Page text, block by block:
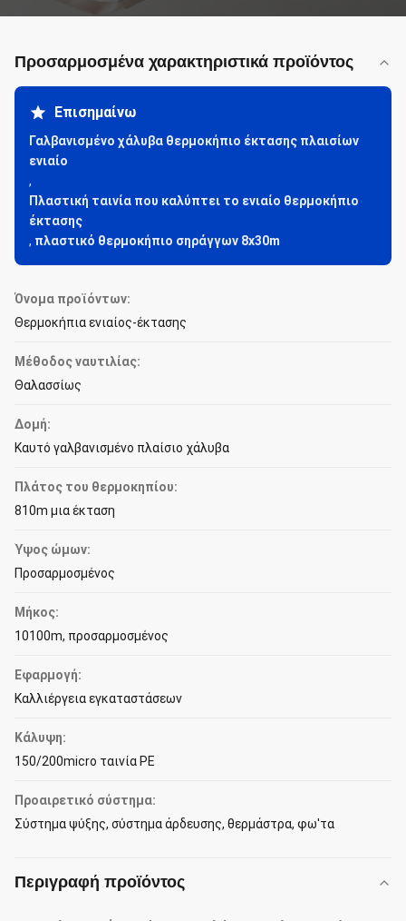
Προσαρμοσμένα χαρακτηριστικά προϊόντος
Επισημαίνω
Γαλβανισμένο χάλυβα θερμοκήπιο έκτασης πλαισίων
ενιαίο
,
Πλαστική ταινία που καλύπτει το ενιαίο θερμοκήπιο
έκτασης
, πλαστικό θερμοκήπιο σηράγγων 8x30m
Όνομα προϊόντων:
Θερμοκήπια ενιαίος-έκτασης
Μέθοδος ναυτιλίας:
Θαλασσίως
Δομή:
Καυτό γαλβανισμένο πλαίσιο χάλυβα
Πλάτος του θερμοκηπίου:
810m μια έκταση
Ύψος ώμων:
Προσαρμοσμένος
Μήκος:
10100m, προσαρμοσμένος
Εφαρμογή:
Καλλιέργεια εγκαταστάσεων
Κάλυψη:
150/200micro ταινία PE
Προαιρετικό σύστημα:
Σύστημα ψύξης, σύστημα άρδευσης, θερμάστρα, φω'τα
Περιγραφή προϊόντος